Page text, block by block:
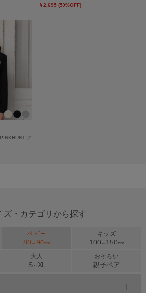
￥2,695 (50%OFF)
フ
ズ・カテゴリから探す
ベビー
80 ～90cm
キッズ
100 ～ 150cm
大人
S～XL
おそろい
親子ペア